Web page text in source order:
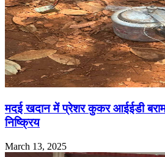
मदई खदान में प्रेशर कुकर आईईडी
निष्क्रिय
March 13, 2025